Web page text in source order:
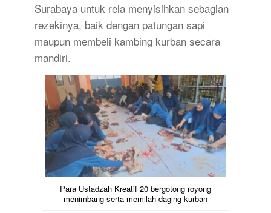
Surabaya untuk rela menyisihkan sebagian
rezekinya, baik dengan patungan sapi
maupun membeli kambing kurban secara
mandiri.
Para Ustadzah Kreatif 20 bergotong royong
menimbang serta memilah daging kurban